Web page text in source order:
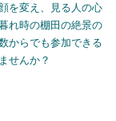
を変え、見る人の心
れ時の棚田の絶景の
からでも参加できる
せんか？